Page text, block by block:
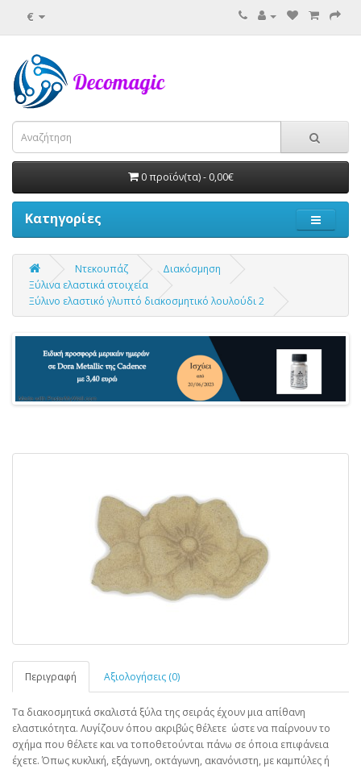
€
0 προϊόν(τα) - 0,00€
Κατηγορίες
Ντεκουπάζ
Διακόσμηση
Ξύλινα ελαστικά στοιχεία
Ξύλινο ελαστικό γλυπτό διακοσμητικό λουλούδι 2
Περιγραφή Αξιολογήσεις (0)
Τα διακοσμητικά σκαλιστά ξύλα της σειράς έχουν μια απίθανη
ελαστικότητα. Λυγίζουν όπου ακριβώς θέλετε ώστε να παίρνουν το
σχήμα που θέλετε και να τοποθετούνται πάνω σε όποια επιφάνεια
έχετε. Όπως κυκλική, εξάγωνη, οκτάγωνη, ακανόνιστη, με καμπύλες ή